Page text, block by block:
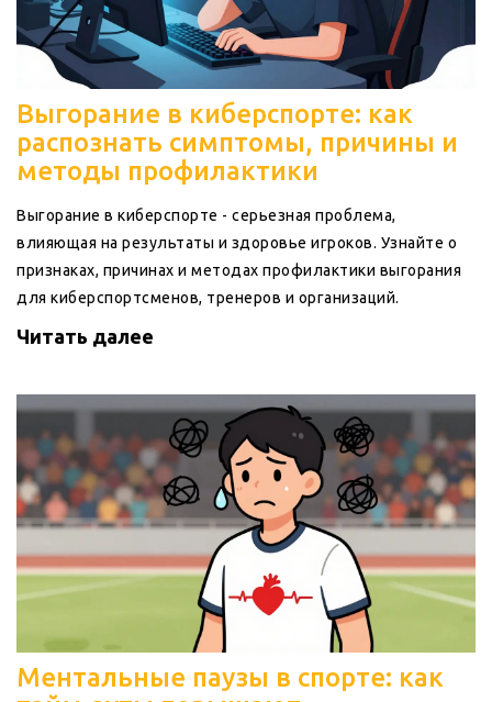
Выгорание в киберспорте: как
распознать симптомы, причины и
методы профилактики
Выгорание в киберспорте - серьезная проблема,
влияющая на результаты и здоровье игроков. Узнайте о
признаках, причинах и методах профилактики выгорания
для киберспортсменов, тренеров и организаций.
Читать далее
Ментальные паузы в спорте: как